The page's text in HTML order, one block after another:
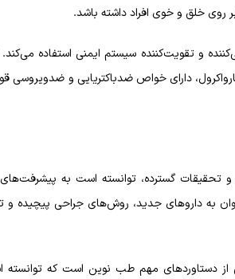
روی خلق و خوی افراد داشته باشد.
و تقویت‌کننده سیستم ایمنی استفاده
دارای خواص ضدباکتریایی و ضدویروسی
تحقیقات گسترده، توانسته است به
به داروهای جدید، روش‌های جراحی پیچیده و
از دستاوردهای مهم طب نوین است که